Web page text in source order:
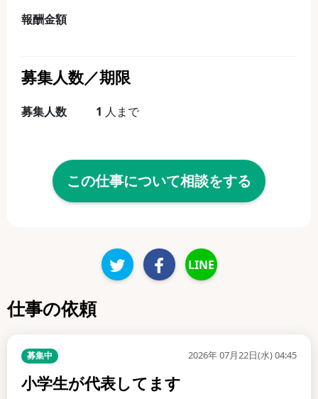
報酬金額
募集人数／期限
募集人数 1 人まで
この仕事について相談をする
LINE
仕事の依頼
募集中 2026年 07月22日(水) 04:45
小学生が代表してます